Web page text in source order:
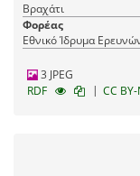
Βραχάτι
Φορέας
Εθνικό Ίδρυμα
3 JPEG
RDF
| CC